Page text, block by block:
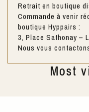
Retrait en boutique
Commande à venir
boutique Hyppairs :
3, Place Sathonay –
Nous vous
Most